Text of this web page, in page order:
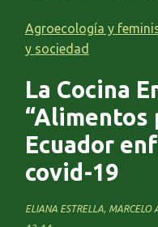
Agroecología y
y sociedad
La Cocina
“Alimentos
Ecuador
covid-19
ELIANA ESTRELLA,